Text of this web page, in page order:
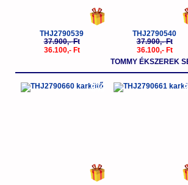
THJ2790539
37.900,- Ft
36.100,- Ft
THJ2790540
37.900,- Ft
36.100,- Ft
TOMMY ÉKSZEREK
-5% -